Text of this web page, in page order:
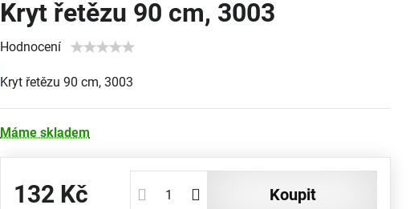
Kryt řetězu 90 cm, 3003
Hodnocení
Kryt řetězu 90 cm, 3003
Máme skladem
132 Kč koupit